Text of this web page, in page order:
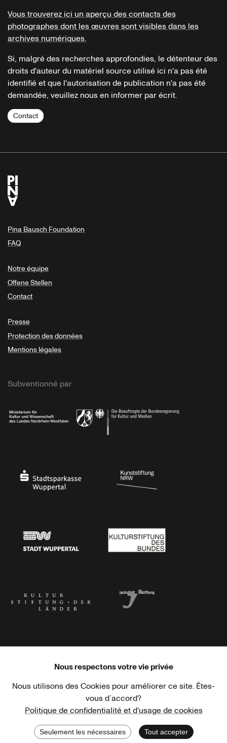
Vous trouverez ici un aperçu des contacts des
photographes dont les œuvres sont visibles dans les
archives numériques.
Si, malgré des recherches approfondies, le détenteur des
droits d'auteur du matériel source utilisé ici n'a pas été
identifié et que l'autorisation de publication n'a pas été
demandée, veuillez nous en informer par écrit.
Contact
Pina Bausch Foundation
FAQ
Notre équipe
Offene Stellen
Contact
Presse
Protection des données
Mentions légales
Subventionné par
Haus der Kulturen der Welt Goethe-Institut
Nous respectons votre vie privée
Nous utilisons des Cookies pour améliorer ce site. Êtes-
vous d´accord?
Politique de confidentialité et d'usage de cookies
Seulement les nécessaires Tout accepter